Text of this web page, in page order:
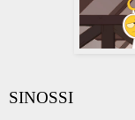
SINOSSI